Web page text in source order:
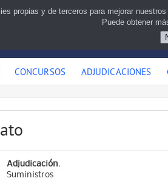
CONCURSOS ADJUDICACIONES
Adjudicación.
Suministros
propias y de terceros para mejorar
Puede obtener